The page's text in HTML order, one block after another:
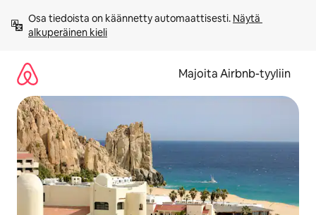
sisältö
väliin
Osa tiedoista on käännetty automaattisesti. Näytä
alkuperäinen kieli
Majoita Airbnb-tyyliin